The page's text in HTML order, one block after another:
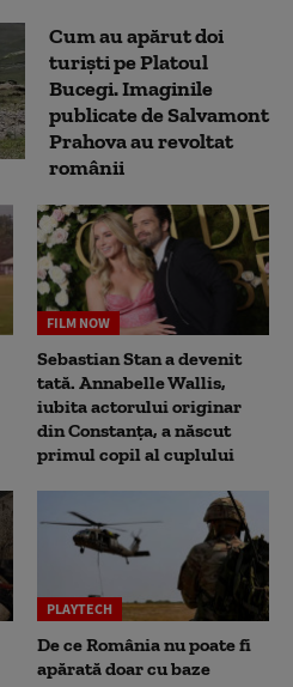
Cum au apărut doi
turiști pe Platoul
Bucegi. Imaginile
publicate de Salvamont
Prahova au revoltat
românii
FILM NOW
Sebastian Stan a devenit
tată. Annabelle Wallis,
iubita actorului originar
din Constanța, a născut
primul copil al cuplului
PLAYTECH
De ce România nu poate fi
apărată doar cu baze